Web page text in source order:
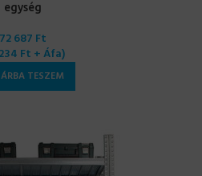
egység
72 687 Ft
Ft + Áfa)
TESZEM